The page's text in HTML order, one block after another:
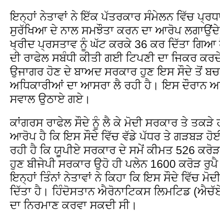
ਇਨ੍ਹਾਂ ਨੇਤਾਵਾਂ ਨੇ ਇੱਕ ਪੱਤਰਕਾਰ ਸੰਮੇਲਨ ਵਿੱਚ
ਸੁਰੱਖਿਆ ਦੇ ਨਾਲ ਸਮਝੌਤਾ ਕਰਨ ਦਾ ਆਰੋਪ ਲਗਾਉਂਦੇ
ਖ੍ਰੀਦ ਪ੍ਰਸਤਾਵ ਨੂੰ ਘੱਟ ਕਰਕੇ 36 ਕਰ ਦਿੱਤਾ
ਦੀ ਰਾਫੇਲ ਸਬੰਧੀ ਕੀਤੀ ਗਈ ਟਿਪਣੀ ਦਾ ਜਿਕਰ
ਉਜਾਗਰ ਹੋਣ ਦੇ ਬਾਅਦ ਸਰਕਾਰ ਹੁਣ ਇਸ ਸੌਦੇ ਤੋਂ
ਅਧਿਕਾਰੀਆਂ ਦਾ ਆਸਰਾ ਲੈ ਰਹੀ ਹੈ। ਇਸ ਦੌਰਾਨ
ਸਵਾਲ ਉਠਾਏ ਗਏ।
ਕਾਂਗਰਸ ਰਾਫੇਲ ਸੌਦੇ ਨੂੰ ਲੈ ਕੇ ਮੋਦੀ ਸਰਕਾਰ ਤੇ ਤਕੜੇ
ਆਰੋਪ ਹੈ ਕਿ ਇਸ ਸੌਦੇ ਵਿੱਚ ਵੱਡੇ ਪੱਧਰ ਤੇ ਗੜਬੜ
ਰਹੀ ਹੈ ਕਿ ਯੂਪੀਏ ਸਰਕਾਰ ਦੇ ਸਮੇਂ ਕੀਮਤ 526
ਹੁਣ ਬੀਜੇਪੀ ਸਰਕਾਰ ਉਹੋ ਹੀ ਪਲੇਨ 1600 ਕਰੋੜ ਰੁਪੈ
ਇਨ੍ਹਾਂ ਤਿੰਨਾਂ ਨੇਤਾਵਾਂ ਨੇ ਕਿਹਾ ਕਿ ਇਸ ਸੌਦੇ ਵਿੱਚ
ਦਿੱਤਾ ਹੈ। ਹਿੰਦੋਸਤਾਨ ਐਰੋਨਾਟਿਕਸ ਲਿਮਟਿਡ
ਦਾ ਨਿਰਮਾਣ ਕਰਵਾ ਸਕਦੀ ਸੀ।